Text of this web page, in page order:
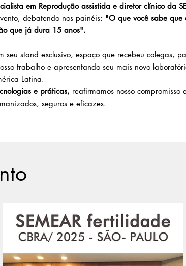
em Reprodução assistida e diretor clínico da
debatendo nos painéis: "O que você sabe que
que já dura 15 anos".
seu stand exclusivo, espaço que recebeu colegas,
trabalho e apresentando seu mais novo
Latina.
e práticas, reafirmamos nosso
seguros e eficazes.